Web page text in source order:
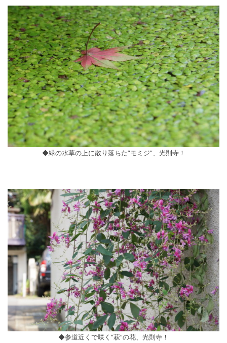
◆緑の水草の上に散り落ちた”モミジ”、光則寺！
◆参道近くで咲く”萩”の花、光則寺！